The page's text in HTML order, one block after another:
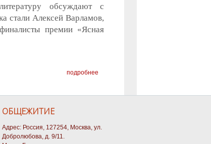
обсуждают с
стали Алексей Варламов,
премии «Ясная
подробнее
ОБЩЕЖИТИЕ
Адрес: Россия, 127254, Москва, ул.
Добролюбова, д. 9/11.